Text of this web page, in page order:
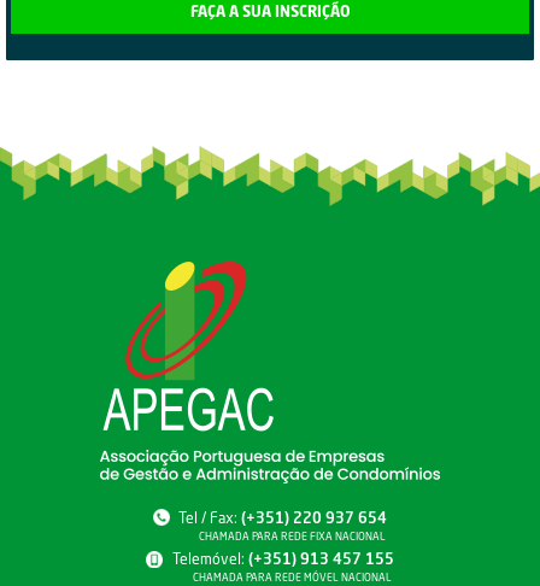
FAÇA A SUA INSCRIÇÃO
Tel / Fax:(+351) 220 937 654
CHAMADA PARA REDE FIXA NACIONAL
Telemóvel: (+351) 913 457 155
CHAMADA PARA REDE MÓVEL NACIONAL